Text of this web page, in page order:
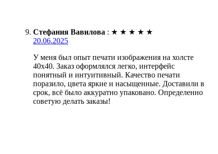
Стефания Вавилова : ★ ★ ★ ★ ★
20.06.2025
У меня был опыт печати изображения на холсте
40х40. Заказ оформлялся легко, интерфейс
понятный и интуитивный. Качество печати
поразило, цвета яркие и насыщенные. Доставили в
срок, всё было аккуратно упаковано. Определенно
советую делать заказы!